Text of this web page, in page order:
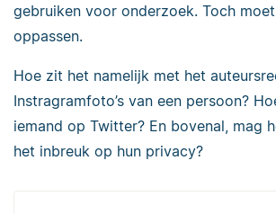
gebruiken voor onderzoek. Toch
oppassen.
Hoe zit het namelijk met het
Instragramfoto’s van een persoon?
iemand op Twitter? En bovenal, mag
het inbreuk op hun privacy?